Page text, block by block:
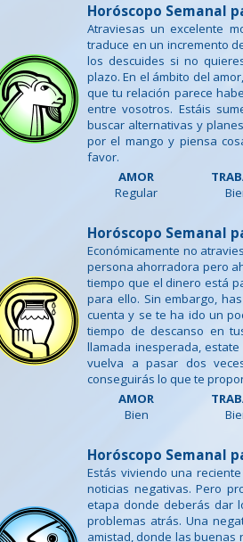
Horóscopo Semanal
Atraviesas un excelente
traduce en un incremento
los descuides si no
plazo. En el ámbito del
que tu relación parece
entre vosotros. Estáis
buscar alternativas y
por el mango y piensa
favor.
AMOR
Regular
Horóscopo Semanal
Económicamente no
persona ahorradora pero
tiempo que el dinero está
para ello. Sin embargo,
cuenta y se te ha ido un
tiempo de descanso en
llamada inesperada,
vuelva a pasar dos
conseguirás lo que te
AMOR
Bien
Horóscopo Semanal
Estás viviendo una
noticias negativas. Pero
etapa donde deberás dar
problemas atrás. Una
amistad, donde las buenas